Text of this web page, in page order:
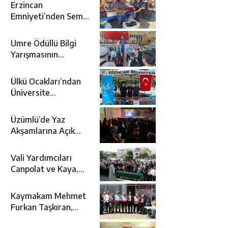
Erzincan
Emniyeti’nden Semt
Bilgilendirme
Faaliyeti
Umre Ödüllü Bilgi
Yarışmasının
Topraklara
Uğurlandı
Ülkü Ocakları’ndan
Üniversite
Desteği
Üzümlü’de Yaz
Akşamlarına Açık
Kattı
Vali Yardımcıları
Canpolat ve Kaya,
Cenaze Törenine
Katıldı
Kaymakam Mehmet
Furkan Taşkıran,